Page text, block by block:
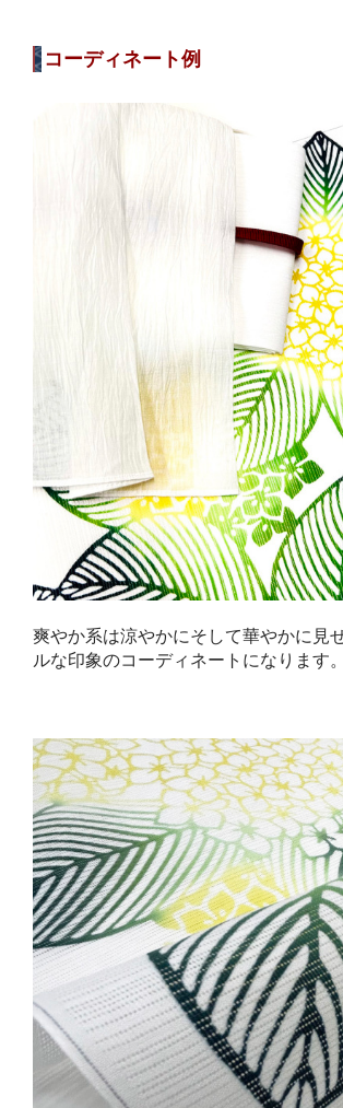
コーディネート例
爽やか系は涼やかにそして華やかに見
ルな印象のコーディネートになります。